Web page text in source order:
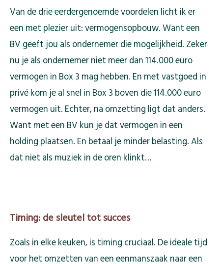
Van de drie eerdergenoemde voordelen licht ik er
een met plezier uit: vermogensopbouw. Want een
BV geeft jou als ondernemer die mogelijkheid. Zeker
nu je als ondernemer niet meer dan 114.000 euro
vermogen in Box 3 mag hebben. En met vastgoed in
privé kom je al snel in Box 3 boven die 114.000 euro
vermogen uit. Echter, na omzetting ligt dat anders.
Want met een BV kun je dat vermogen in een
holding plaatsen. En betaal je minder belasting. Als
dat niet als muziek in de oren klinkt…
Timing: de sleutel tot succes
Zoals in elke keuken, is timing cruciaal. De ideale tijd
voor het omzetten van een eenmanszaak naar een